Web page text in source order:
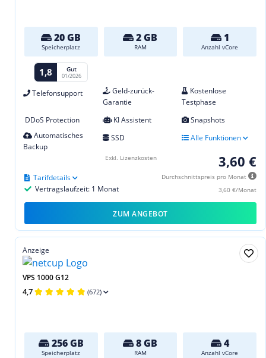
20 GB
Speicherplatz
2 GB
RAM
1
Anzahl vCore
1,8 Gut
01/2026
Telefonsupport
Geld-zurück-
Garantie
Kostenlose
Testphase
DDoS Protection
KI Assistent
Snapshots
Automatisches
Backup
SSD Alle Funktionen
3,60 €
Durchschnittspreis pro Monat
3,60 €/Monat
Vertragslaufzeit: 1 Monat
Tarifdetails
Exkl. Lizenzkosten
ZUM ANGEBOT
Anzeige
VPS 1000 G12
4,7 (672)
256 GB
Speicherplatz
8 GB
RAM
4
Anzahl vCore